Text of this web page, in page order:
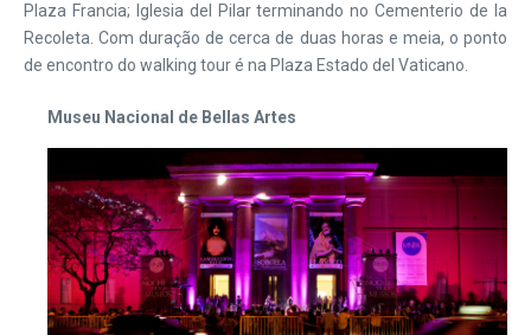
Plaza Francia; Iglesia del Pilar terminando no Cementerio de la
Recoleta. Com duração de cerca de duas horas e meia, o ponto
de encontro do walking tour é na Plaza Estado del Vaticano.
Museu Nacional de Bellas Artes